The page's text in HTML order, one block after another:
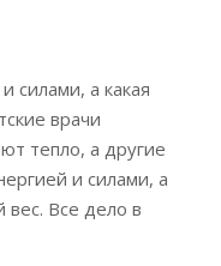
силами, а какая
врачи
тепло, а другие
и силами, а
Все дело в